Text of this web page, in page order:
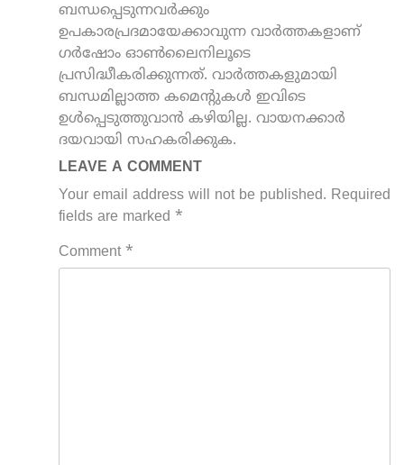
ബന്ധപ്പെടുന്നവർക്കും
ഉപകാരപ്രദമായേക്കാവുന്ന വാർത്തകളാണ്
ഗർഷോം ഓൺലൈനിലൂടെ
പ്രസിദ്ധീകരിക്കുന്നത്. വാർത്തകളുമായി
ബന്ധമില്ലാത്ത കമെന്റുകൾ ഇവിടെ
ഉൾപ്പെടുത്തുവാൻ കഴിയില്ല. വായനക്കാർ
ദയവായി സഹകരിക്കുക.
LEAVE A COMMENT
Your email address will not be published. Required
fields are marked *
Comment *